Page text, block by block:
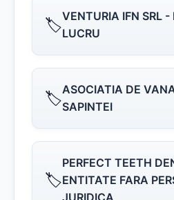
🏷️VENTURIA IFN SRL -
LUCRU
🏷️ASOCIATIA DE
SAPINTEI
🏷️
PERFECT TEETH
ENTITATE FARA
JURIDICA